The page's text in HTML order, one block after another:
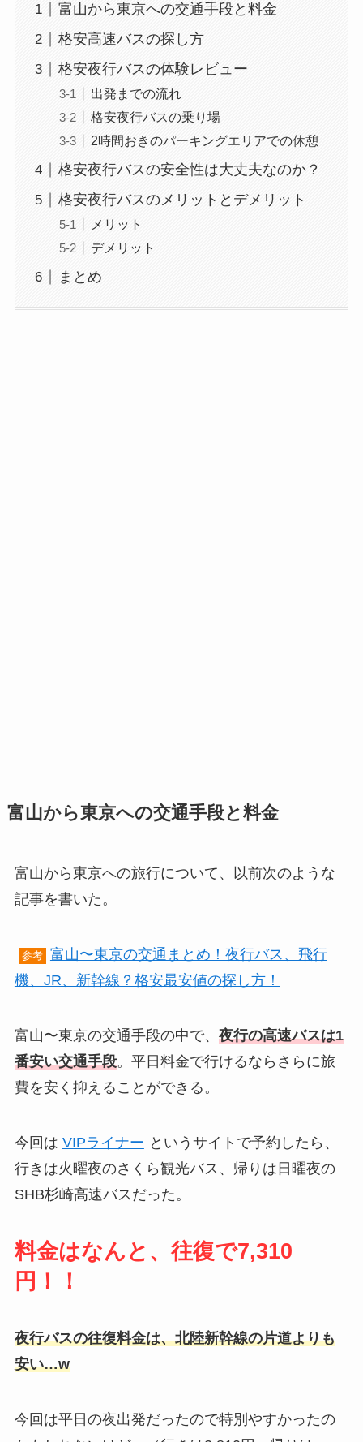
富山から東京への交通手段と料金
格安高速バスの探し方
格安夜行バスの体験レビュー
出発までの流れ
格安夜行バスの乗り場
2時間おきのパーキングエリアでの休憩
格安夜行バスの安全性は大丈夫なのか？
格安夜行バスのメリットとデメリット
メリット
デメリット
まとめ
富山から東京への交通手段と料金
富山から東京への旅行について、以前次のような
記事を書いた。
参考
富山〜東京の交通まとめ！夜行バス、飛行
機、JR、新幹線？格安最安値の探し方！
富山〜東京の交通手段の中で、 夜行の高速バスは1
番安い交通手段。平日料金で行けるならさらに旅
費を安く抑えることができる。
今回は VIPライナー というサイトで予約したら、
行きは火曜夜のさくら観光バス、帰りは日曜夜の
SHB杉崎高速バスだった。
料金はなんと、往復で7,310
円！！
夜行バスの往復料金は、北陸新幹線の片道よりも
安い…w
今回は平日の夜出発だったので特別やすかったの